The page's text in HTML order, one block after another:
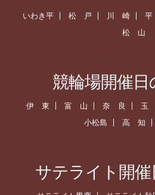
いわき平 松 戸 川 崎
松 山
競輪場開催日
伊 東 富 山 奈 良 玉
小松島
高 知
サテライト開